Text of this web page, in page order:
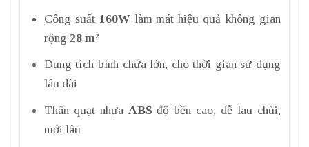
Công suất 160Wlàm mát hiệu quả không gian
rộng 28 m²
Dung tích bình chứa lớn, cho thời gian sử dụng
lâu dài
Thân quạt nhựa ABS độ bền cao, dễ lau chùi,
mới lâu